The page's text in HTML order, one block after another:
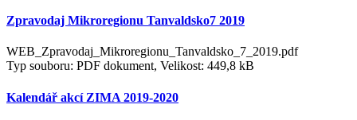
Zpravodaj Mikroregionu Tanvaldsko7 2019
WEB_Zpravodaj_Mikroregionu_Tanvaldsko_7_2019.pdf
Typ souboru: PDF dokument, Velikost: 449,8 kB
Kalendář akcí ZIMA 2019-2020